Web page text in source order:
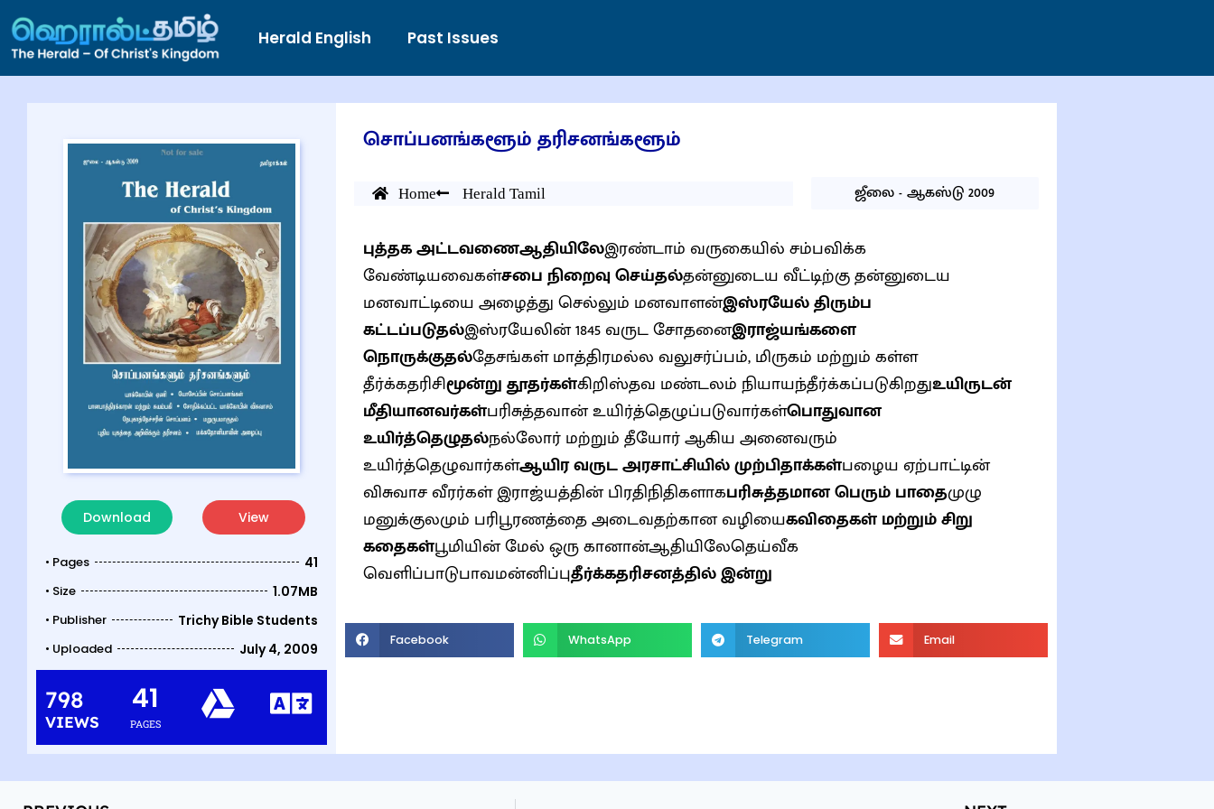
Herald English Past Issues
Download View
• Pages 41
• Size 1.07MB
• Publisher Trichy Bible Students
• Uploaded July 4, 2009
798
VIEWS PAGES
41
சொப்பனங்களூம் தரிசனங்களூம்
Home Herald Tamil ஜீலை - ஆகஸ்டு 2009
புத்தக அட்டவணைஆதியிலேஇரண்டாம் வருகையில் சம்பவிக்க
வேண்டியவைகள்சபை நிறைவு செய்தல்தன்னுடைய வீட்டிற்கு தன்னுடைய
மனவாட்டியை அழைத்து செல்லும் மனவாளன்இஸ்ரயேல் திரும்ப
கட்டப்படுதல்இஸ்ரயேலின் 1845 வருட சோதனைஇராஜ்யங்களை
நொருக்குதல்தேசங்கள் மாத்திரமல்ல வலுசர்ப்பம், மிருகம் மற்றும் கள்ள
தீர்க்கதரிசிமூன்று தூதர்கள்கிறிஸ்தவ மண்டலம் நியாயந்தீர்க்கப்படுகிறதுஉயிருடன்
மீதியானவர்கள்பரிசுத்தவான் உயிர்த்தெழுப்படுவார்கள்பொதுவான
உயிர்த்தெழுதல்நல்லோர் மற்றும் தீயோர் ஆகிய அனைவரும்
உயிர்த்தெழுவார்கள்ஆயிர வருட அரசாட்சியில் முற்பிதாக்கள்பழைய ஏற்பாட்டின்
விசுவாச வீரர்கள் இராஜ்யத்தின் பிரதிநிதிகளாகபரிசுத்தமான பெரும் பாதைமுழு
மனுக்குலமும் பரிபூரணத்தை அடைவதற்கான வழியைகவிதைகள் மற்றும் சிறு
கதைகள்பூமியின் மேல் ஒரு கானான்ஆதியிலேதெய்வீக
வெளிப்பாடுபாவமன்னிப்புதீர்க்கதரிசனத்தில் இன்று
Facebook WhatsApp Telegram Email